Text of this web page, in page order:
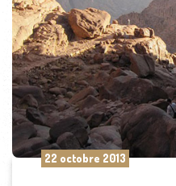
22 octobre 2013